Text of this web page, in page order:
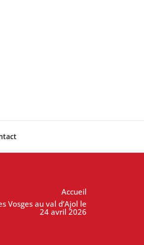
Accueil
Vosges au val d’Ajol le
24 avril 2026